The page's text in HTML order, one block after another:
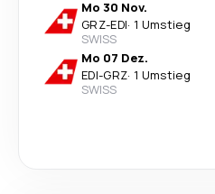
Mo 30 Nov.
GRZ-EDI· 1 Umstieg
SWISS
Mo 07 Dez.
EDI-GRZ· 1 Umstieg
SWISS